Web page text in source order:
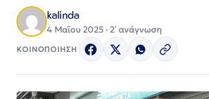
kalinda
4 Μαΐου 2025 · 2΄ ανάγνωση
ΚΟΙΝΟΠΟΙΗΣΗ